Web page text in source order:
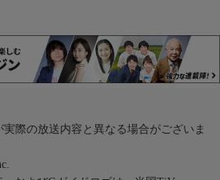
際の放送内容と異なる場合がございま